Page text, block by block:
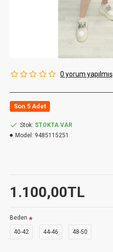
0 yorum yapılmış.
Son 5 Adet
1.100,00TL
Stok: STOKTA VAR
Model: 9485115251
Beden
40-42 44-46 48-50